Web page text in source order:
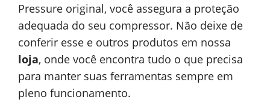
Pressure original, você assegura a proteção
adequada do seu compressor. Não deixe de
conferir esse e outros produtos em nossa
loja, onde você encontra tudo o que precisa
para manter suas ferramentas sempre em
pleno funcionamento.